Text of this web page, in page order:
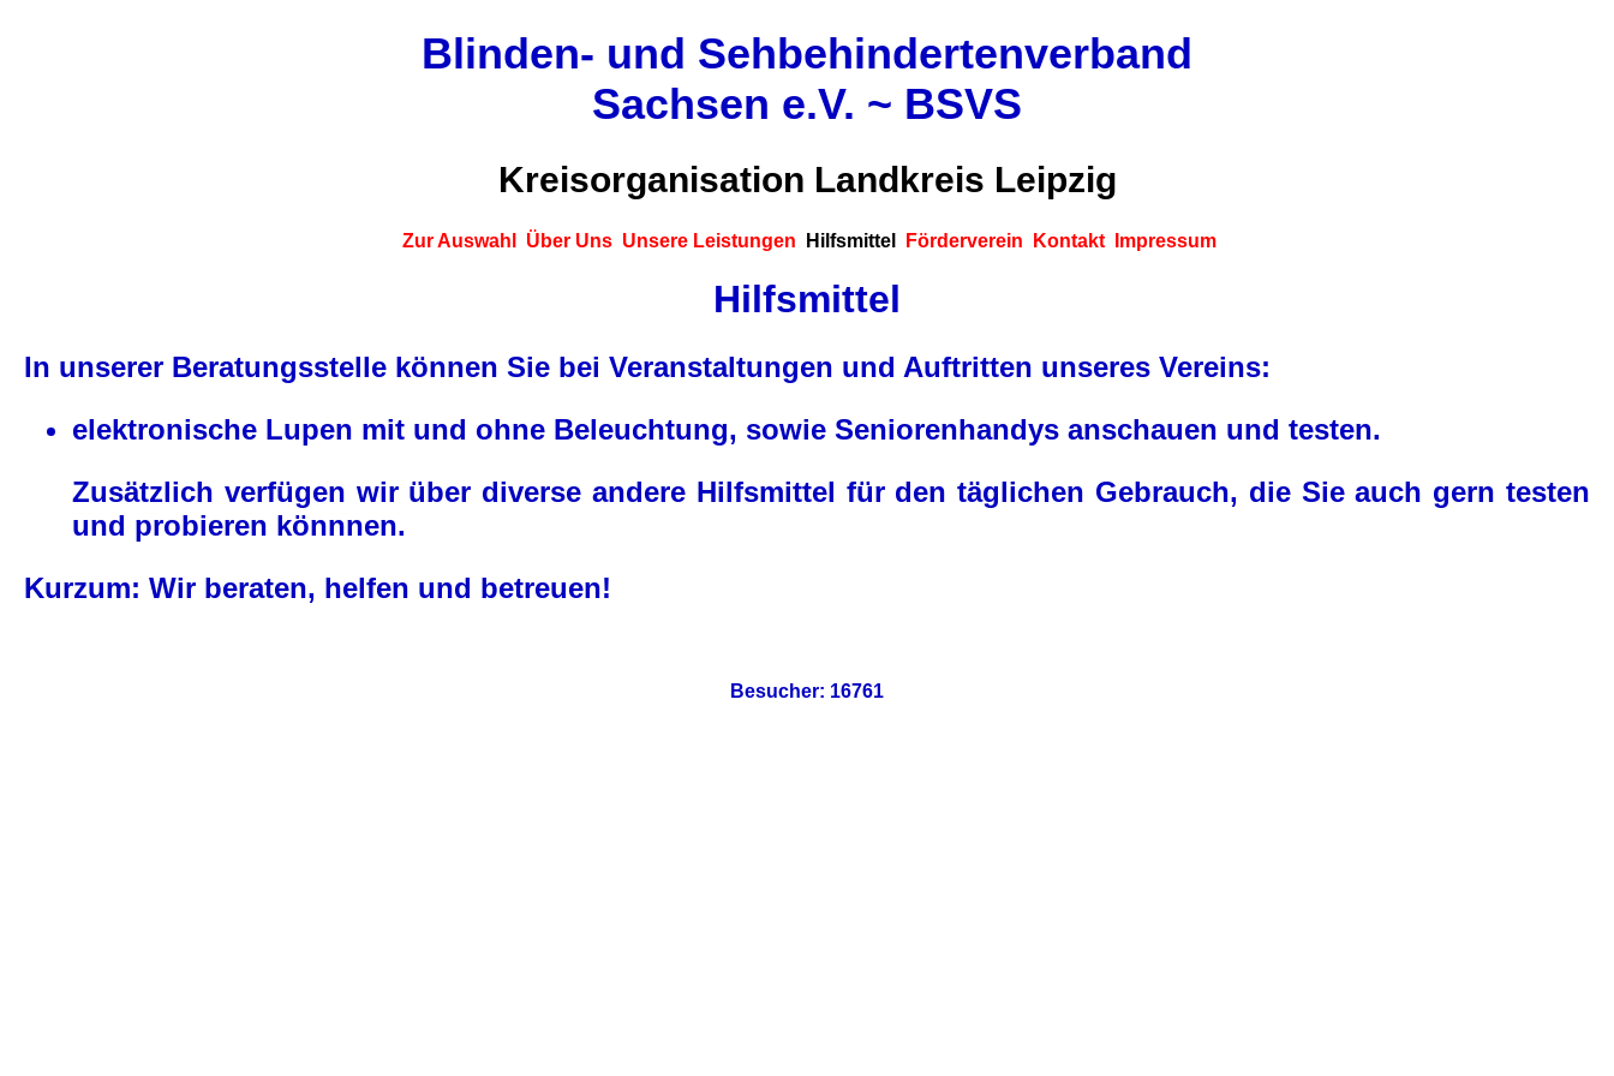
Blinden- und Sehbehindertenverband
Sachsen e.V. ~ BSVS
Kreisorganisation Landkreis Leipzig
Zur Auswahl Über Uns Unsere Leistungen Hilfsmittel Förderverein Kontakt Impressum
Hilfsmittel
In unserer Beratungsstelle können Sie bei Veranstaltungen und Auftritten unseres Vereins:
elektronische Lupen mit und ohne Beleuchtung, sowie Seniorenhandys anschauen und testen.
Zusätzlich verfügen wir über diverse andere Hilfsmittel für den täglichen Gebrauch, die Sie auch gern testen
und probieren könnnen.
Kurzum: Wir beraten, helfen und betreuen!
Besucher: 16761